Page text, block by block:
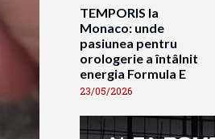
TEMPORIS la
Monaco: unde
pasiunea pentru
orologerie a întâlnit
energia Formula E
23/05/2026